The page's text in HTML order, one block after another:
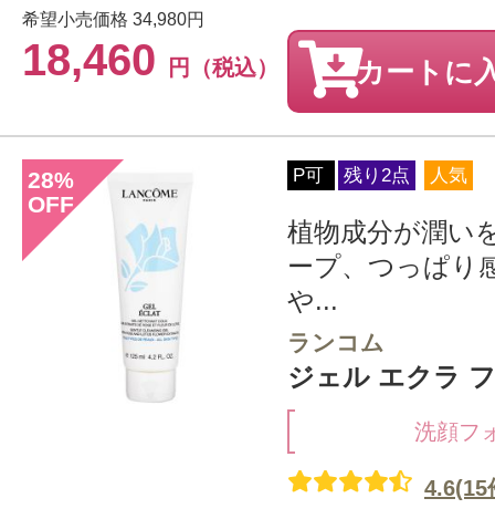
希望小売価格 34,980円
18,460 円（税込） カートに
28%
OFF
P可 残り2点 人気
植物成分が潤い
ープ、つっぱり
や...
ランコム
ジェル エクラ
洗顔フ
4.6(15